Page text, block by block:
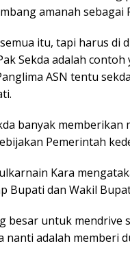
amanah sebagai
itu, tapi harus di
Sekda adalah
ASN tentu
banyak
Pemerintah
Kara
Bupati dan Wakil
besar untuk
nanti adalah memberi